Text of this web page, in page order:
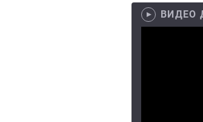
ВИДЕО